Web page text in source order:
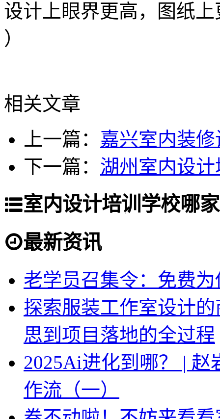
设计上眼界更高，图纸
）
相关文章
上一篇： 嘉兴室内装
下一篇： 湖州室内设
室内设计培训学校哪
最新资讯
老学员召集令：免费
探索服装工作室设计
思到项目落地的全过程
2025Ai进化到哪？ |
作流（一）